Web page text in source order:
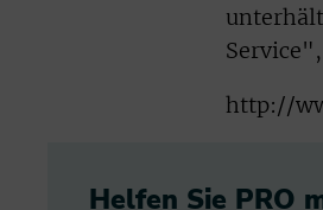
http://
Helfen Sie PRO